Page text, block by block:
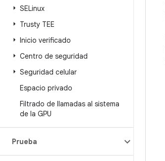
SELinux
Trusty TEE
Inicio verificado
Centro de seguridad
Seguridad celular
Espacio privado
Filtrado de llamadas al sistema
de la GPU
Prueba